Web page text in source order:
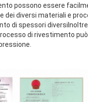
possono essere
dei diversi materiali e
di spessori
di rivestimento